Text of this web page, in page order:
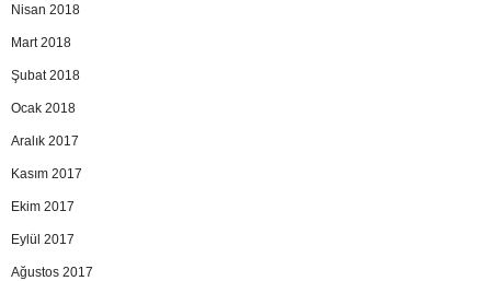
Nisan 2018
Mart 2018
Şubat 2018
Ocak 2018
Aralık 2017
Kasım 2017
Ekim 2017
Eylül 2017
Ağustos 2017